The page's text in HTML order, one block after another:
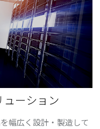
ーション
幅広く設計・製造して